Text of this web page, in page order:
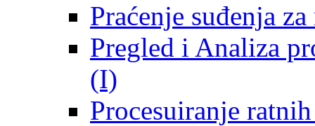
Praćenje suđenja
Pregled i Analiza
(I)
Procesuiranje